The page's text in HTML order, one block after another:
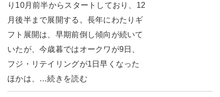
り10月前半からスタートしており、12
月後半まで展開する。長年にわたりギ
フト展開は、早期前倒し傾向が続いて
いたが、今歳暮ではオークワが9日、
フジ・リテイリングが1日早くなった
ほかは、…続きを読む